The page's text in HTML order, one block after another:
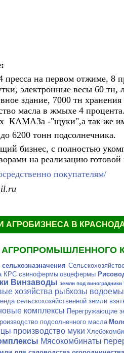
пресса на первом отжиме, 8
электронные весы 60 тн,
здание, 7000 тн
масла в жмыхе 4
КАМАЗа -"щуки",а так же
6200 тонн подсолнечника.
бизнес, с полностью
на реализацию
покупателям/
АГРОБИЗНЕСА В
КРС свинофермы овцефермы
Винзаводы земли под виноградники
хозяйства рыбхозы
сельскохозяйственной земли
комплексы Перегружающие
подсолнечного масла
производство муки
Мясокомбинаты